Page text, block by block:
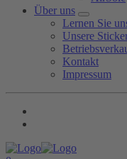
Über uns
Lernen Sie
Unsere
Kontakt
Impressum